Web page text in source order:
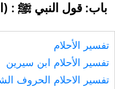
باب: قول النبي ﷺ :
تفسير الأحلام
تفسير الأحلام ابن سيرين
تفسير الاحلام الحروف